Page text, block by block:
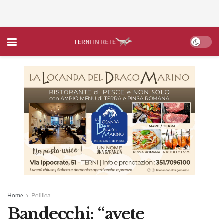
Home Politica
Bandecchi: “avete